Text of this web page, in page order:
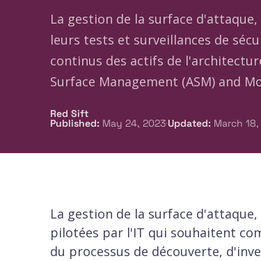
La gestion de la surface
leurs tests et surveillances de
continus des actifs de
Surface Management (ASM) and
Red Sift
Published: May 24, 2023·Updated: March
La gestion de la surface
pilotées par l'IT qui souhaitent
du processus de découverte,